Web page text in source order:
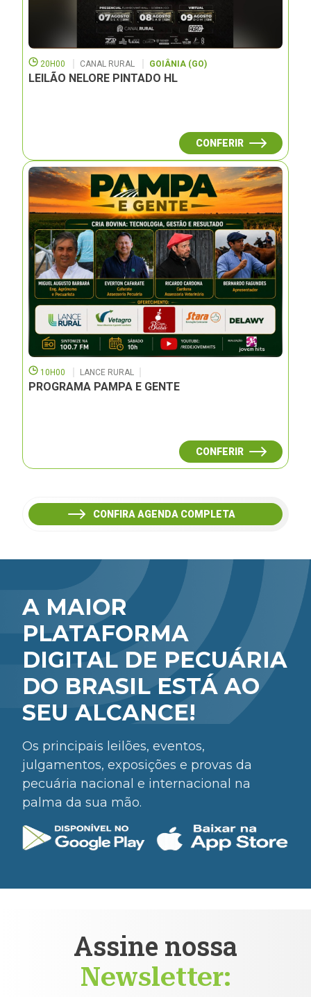
20H00 CANAL RURAL GOIÂNIA (GO)
LEILÃO NELORE PINTADO HL
CONFERIR
10H00 LANCE RURAL
PROGRAMA PAMPA E GENTE
CONFERIR
CONFIRA AGENDA COMPLETA
A MAIOR
PLATAFORMA
DIGITAL DE PECUÁRIA
DO BRASIL ESTÁ AO
SEU ALCANCE!
Os principais leilões, eventos,
julgamentos, exposições e provas da
pecuária nacional e internacional na
palma da sua mão.
Assine nossa
Newsletter: